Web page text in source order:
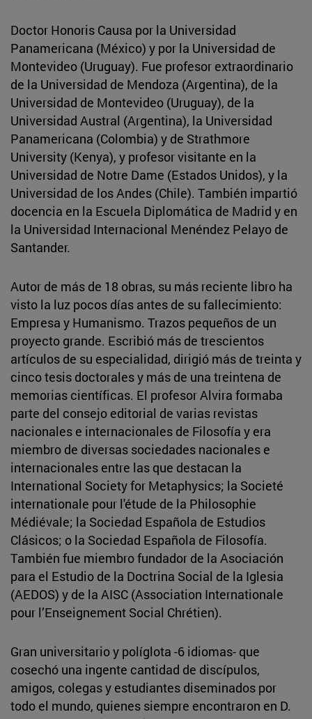
Doctor Honoris Causa por la Universidad
Panamericana (México) y por la Universidad de
Montevideo (Uruguay). Fue profesor extraordinario
de la Universidad de Mendoza (Argentina), de la
Universidad de Montevideo (Uruguay), de la
Universidad Austral (Argentina), la Universidad
Panamericana (Colombia) y de Strathmore
University (Kenya), y profesor visitante en la
Universidad de Notre Dame (Estados Unidos), y la
Universidad de los Andes (Chile). También impartió
docencia en la Escuela Diplomática de Madrid y en
la Universidad Internacional Menéndez Pelayo de
Santander.
Autor de más de 18 obras, su más reciente libro ha
visto la luz pocos días antes de su fallecimiento:
Empresa y Humanismo. Trazos pequeños de un
proyecto grande. Escribió más de trescientos
artículos de su especialidad, dirigió más de treinta y
cinco tesis doctorales y más de una treintena de
memorias científicas. El profesor Alvira formaba
parte del consejo editorial de varias revistas
nacionales e internacionales de Filosofía y era
miembro de diversas sociedades nacionales e
internacionales entre las que destacan la
International Society for Metaphysics; la Societé
internationale pour l'étude de la Philosophie
Médiévale; la Sociedad Española de Estudios
Clásicos; o la Sociedad Española de Filosofía.
También fue miembro fundador de la Asociación
para el Estudio de la Doctrina Social de la Iglesia
(AEDOS) y de la AISC (Association Internationale
pour l’Enseignement Social Chrétien).
Gran universitario y políglota -6 idiomas- que
cosechó una ingente cantidad de discípulos,
amigos, colegas y estudiantes diseminados por
todo el mundo, quienes siempre encontraron en D.